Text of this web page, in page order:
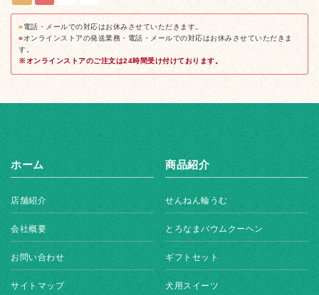
■電話・メールでの対応はお休みさせていただきます。
■オンラインストアの発送業務・電話・メールでの対応はお休みさせていただきま
す。
※オンラインストアのご注文は24時間受け付けております。
ホーム
店舗紹介
会社概要
お問い合わせ
サイトマップ
商品紹介
せんねん輪うむ
とろなまバウムクーヘン
ギフトセット
犬用スイーツ